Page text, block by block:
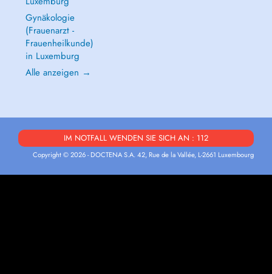
Gynäkologie
(Frauenarzt -
Frauenheilkunde)
in Luxemburg
Alle anzeigen →
IM NOTFALL WENDEN SIE SICH AN : 112
Copyright © 2026 - DOCTENA S.A. 42, Rue de la Vallée, L-2661 Luxembourg